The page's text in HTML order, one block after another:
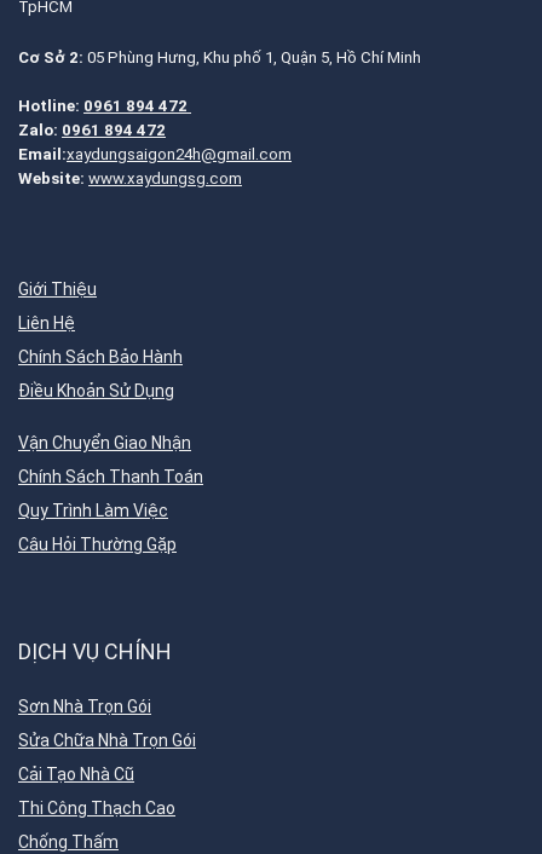
TpHCM
Cơ Sở 2: 05 Phùng Hưng, Khu phố 1, Quận 5, Hồ Chí Minh
Hotline: 0961 894 472
Zalo: 0961 894 472
Email:xaydungsaigon24h@gmail.com
Website: www.xaydungsg.com
Giới Thiệu
Liên Hệ
Chính Sách Bảo Hành
Điều Khoản Sử Dụng
Vận Chuyển Giao Nhận
Chính Sách Thanh Toán
Quy Trình Làm Việc
Câu Hỏi Thường Gặp
DỊCH VỤ CHÍNH
Sơn Nhà Trọn Gói
Sửa Chữa Nhà Trọn Gói
Cải Tạo Nhà Cũ
Thi Công Thạch Cao
Chống Thấm